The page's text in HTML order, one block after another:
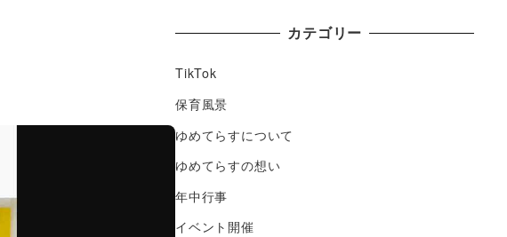
カテゴリー
TikTok
保育風景
ゆめてらすについて
ゆめてらすの想い
年中行事
イベント開催